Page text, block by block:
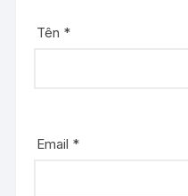
Tên *
Email *